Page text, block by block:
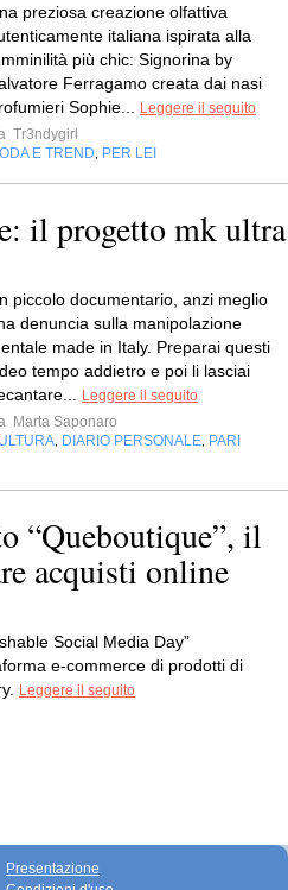
preziosa creazione olfattiva
italiana ispirata alla
più chic: Signorina by
Ferragamo creata dai nasi
Sophie...
Leggere il seguito
Tr3ndygirl
E TREND
PER LEI
il progetto mk ultra
piccolo documentario, anzi meglio
denuncia sulla manipolazione
made in Italy. Preparai questi
tempo addietro e poi li lasciai
Leggere il seguito
Marta Saponaro
DIARIO PERSONALE PARI
“Queboutique”, il
acquisti online
Social Media Day”
e-commerce di prodotti di
Leggere il seguito
Presentazione